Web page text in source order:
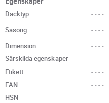
Däcktyp ----
Säsong
----
Dimension
----
Särskilda egenskaper ----
Etikett
----
EAN ----
HSN
----